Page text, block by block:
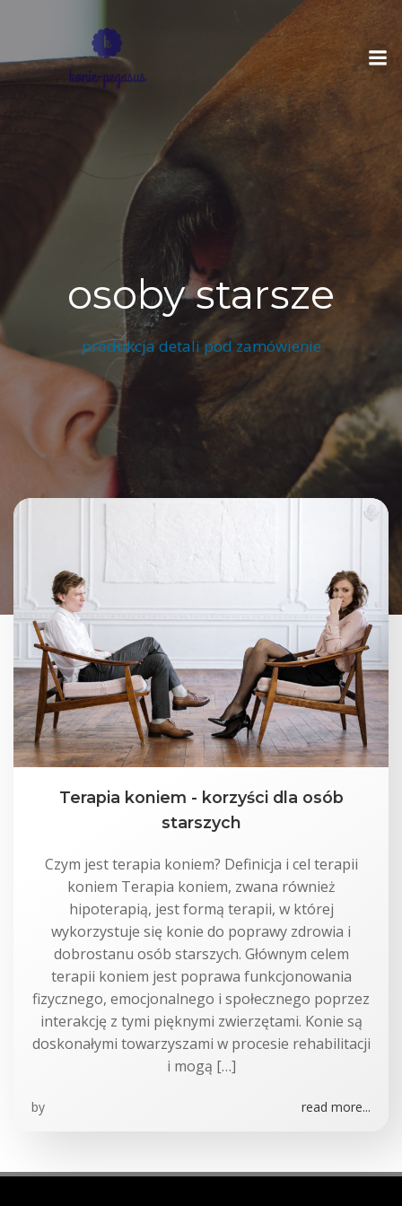
content
osoby starsze
produkcja detali pod zamówienie
Terapia koniem - korzyści dla osób
starszych
Czym jest terapia koniem? Definicja i cel terapii
koniem Terapia koniem, zwana również
hipoterapią, jest formą terapii, w której
wykorzystuje się konie do poprawy zdrowia i
dobrostanu osób starszych. Głównym celem
terapii koniem jest poprawa funkcjonowania
fizycznego, emocjonalnego i społecznego poprzez
interakcję z tymi pięknymi zwierzętami. Konie są
doskonałymi towarzyszami w procesie rehabilitacji
i mogą […]
by read more...